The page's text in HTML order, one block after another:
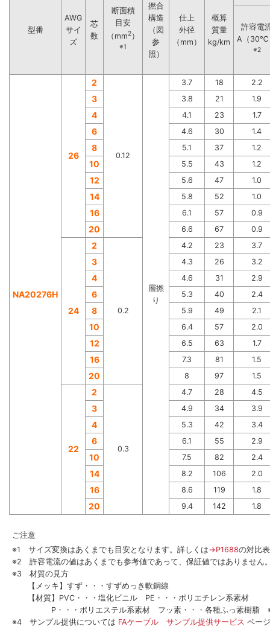
型番
AWG
サイ
ズ
芯
数
断面積
目安
（mm2）
※1
撚合
構造
（図
参
照）
仕上
外径
（mm）
概算
質量
kg/km
許容電
A（30℃
※2
NA20276H
26
2
0.12
層撚
り
3.7 18 2.2
3 3.8 21 1.9
4 4.1 23 1.7
6 4.6 30 1.4
8 5.1 37 1.2
10 5.5 43 1.2
12 5.6 47 1.0
14 5.8 52 1.0
16 6.1 57 0.9
20 6.6 67 0.9
24
2
0.2
4.2 23 3.7
3 4.3 26 3.2
4 4.6 31 2.9
6 5.3 40 2.4
8 5.9 49 2.1
10 6.4 57 2.0
12 6.5 63 1.7
16 7.3 81 1.5
20 8 97 1.5
22
2
0.3
4.7 28 4.5
3 4.9 34 3.9
4 5.3 42 3.4
6 6.1 55 2.9
10 7.5 82 2.4
14 8.2 106 2.0
16 8.6 119 1.8
20 9.4 142 1.8
ご注意
※1 サイズ変換はあくまでも目安となります。詳しくは→P1688の対比
※2 許容電流の値はあくまでも参考値であって、保証値ではありません
※3 材質の見方
【メッキ】すず・・・すずめっき軟銅線
【材質】PVC・・・塩化ビニル PE・・・ポリエチレン系素材
P・・・ポリエステル系素材 フッ素・・・各種ふっ素樹脂 ※
※4 サンプル提供については FAケーブル サンプル提供サービス ペー